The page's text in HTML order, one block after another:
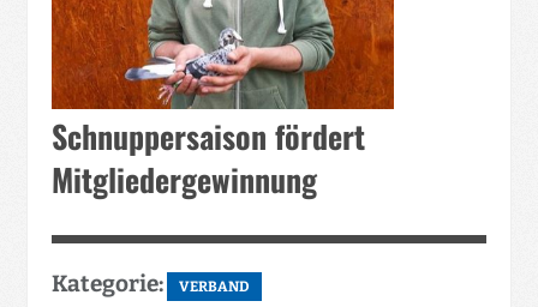
Schnuppersaison fördert
Mitgliedergewinnung
Kategorie: VERBAND